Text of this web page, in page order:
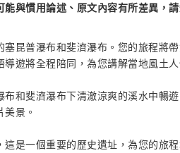
與慣用論述、原文內容有所差異，請
昆普瀑布和斐濟瀑布。您的旅程將
遊將全程陪同，為您講解當地風土
和斐濟瀑布下清澈涼爽的溪水中暢
景。
是一個重要的歷史遺址，為您的旅